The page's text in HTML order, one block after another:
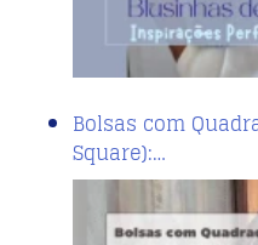
Bolsas com
Square):…